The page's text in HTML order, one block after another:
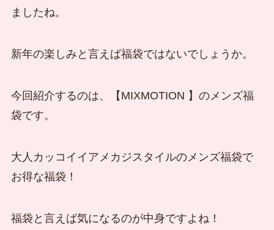
ましたね。
新年の楽しみと言えば福袋ではないでしょうか。
今回紹介するのは、【MIXMOTION 】のメンズ福
袋です。
大人カッコイイアメカジスタイルのメンズ福袋で
お得な福袋！
福袋と言えば気になるのが中身ですよね！